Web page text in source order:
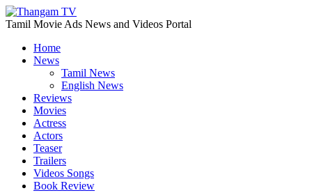
Tamil Movie Ads News and Videos Portal
Home
News
Tamil News
English News
Reviews
Movies
Actress
Actors
Teaser
Trailers
Videos Songs
Book Review